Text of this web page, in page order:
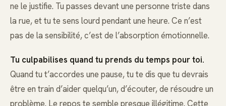
ne le justifie. Tu passes devant une personne triste dans
la rue, et tu te sens lourd pendant une heure. Ce n’est
pas de la sensibilité, c’est de l’absorption émotionnelle.
Tu culpabilises quand tu prends du temps pour toi.
Quand tu t’accordes une pause, tu te dis que tu devrais
être en train d’aider quelqu’un, d’écouter, de résoudre un
problème. Le repos te semble presque illégitime. Cette